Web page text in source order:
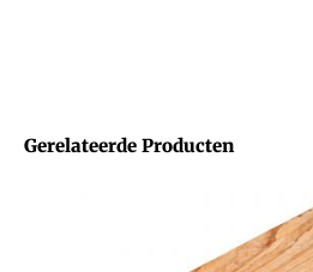
Gerelateerde Producten